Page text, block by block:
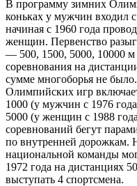
В программу зимних
коньках у мужчин входил
начиная с 1960 года
женщин. Первенство
— 500, 1500, 5000, 10000
соревнования на
сумме многоборья не
Олимпийских игр
1000 (у мужчин с 1976
5000 (у женщин с 1988
соревнований бегут
по внутренней дорожкам.
национальной команды
1972 года на дистанциях
выступать 4 спортсмена.